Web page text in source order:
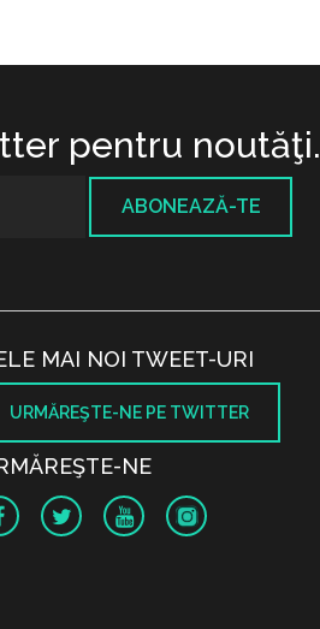
pentru noutăţi.
ABONEAZĂ-TE
MAI NOI TWEET-URI
URMĂREŞTE-NE PE TWITTER
NE